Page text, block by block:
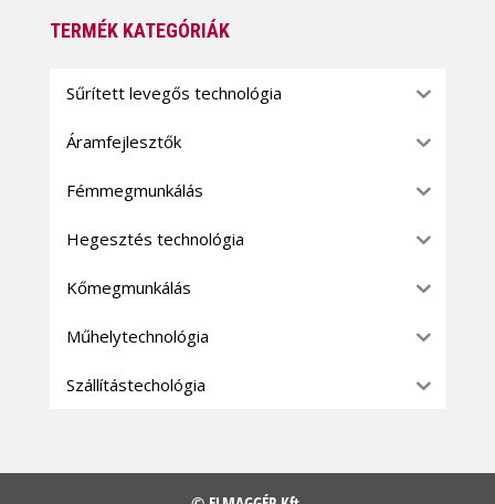
TERMÉK KATEGÓRIÁK
Sűrített levegős technológia
Áramfejlesztők
Fémmegmunkálás
Hegesztés technológia
Kőmegmunkálás
Műhelytechnológia
Szállítástechológia